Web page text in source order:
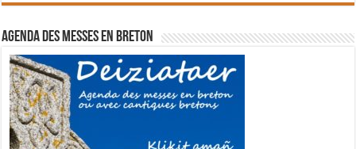
Agenda des messes en breton